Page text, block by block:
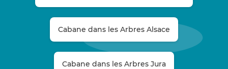
Cabane dans les Arbres Alsace
Cabane dans les Arbres Jura